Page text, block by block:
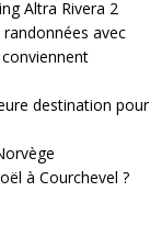
Altra Rivera 2
avec
destination pour
à Courchevel ?